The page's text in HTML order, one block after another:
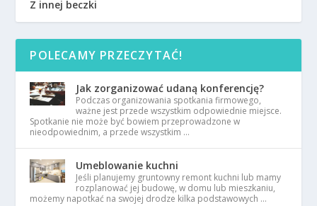
Z innej beczki
POLECAMY PRZECZYTAĆ!
Jak zorganizować udaną konferencję?
Podczas organizowania spotkania firmowego,
ważne jest przede wszystkim odpowiednie miejsce.
Spotkanie nie może być bowiem przeprowadzone w
nieodpowiednim, a przede wszystkim …
Umeblowanie kuchni
Jeśli planujemy gruntowny remont kuchni lub mamy
rozplanować jej budowę, w domu lub mieszkaniu,
możemy napotkać na swojej drodze kilka podstawowych …